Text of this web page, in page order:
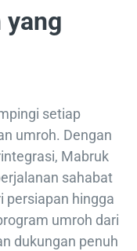
yang
setiap
umroh. Dengan
Mabruk
sahabat
persiapan hingga
umroh dari
dukungan penuh